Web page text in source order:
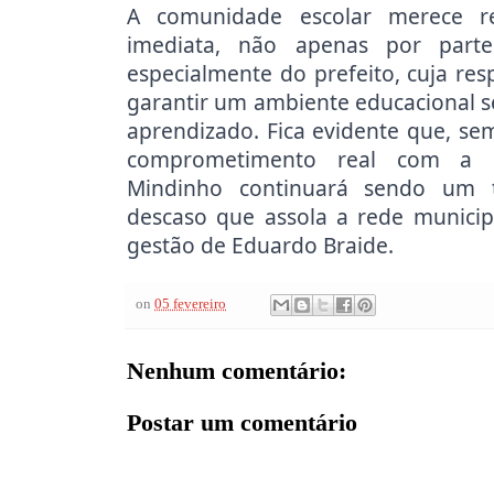
A comunidade escolar merece
imediata, não apenas por
especialmente do prefeito, cuja
garantir um ambiente educacional
aprendizado. Fica evidente que,
comprometimento real com a
Mindinho continuará sendo um
descaso que assola a rede
gestão de Eduardo Braide.
on 05 fevereiro
Nenhum comentário:
Postar um comentário